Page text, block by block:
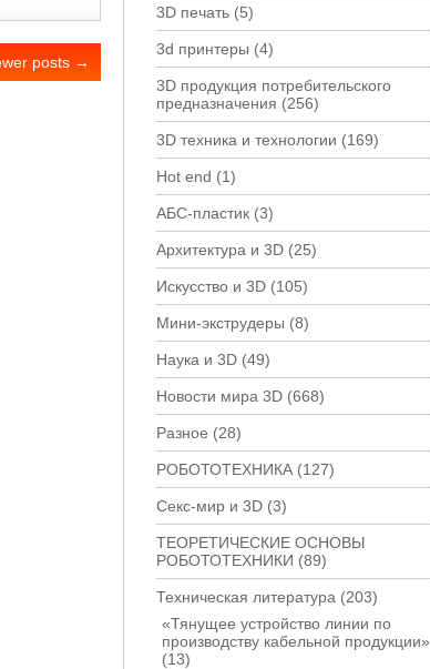
posts →
3D печать(5)
3d принтеры (4)
3D продукция потребительского
предназначения (256)
3D техника и технологии (169)
Hot end (1)
АБС-пластик(3)
Архитектура и 3D(25)
Искусство и 3D(105)
Мини-экструдеры (8)
Наука и 3D(49)
Новости мира 3D(668)
Разное (28)
РОБОТОТЕХНИКА(127)
Секс-мир и 3D(3)
ТЕОРЕТИЧЕСКИЕ ОСНОВЫ
РОБОТОТЕХНИКИ (89)
Техническая литература (203)
«Тянущее устройство линии по
производству кабельной продукции»
(13)